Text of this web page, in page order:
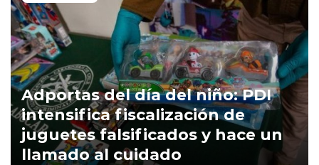
Adportas del día del niño: PDI
intensifica fiscalización de
juguetes falsificados y hace un
llamado al cuidado